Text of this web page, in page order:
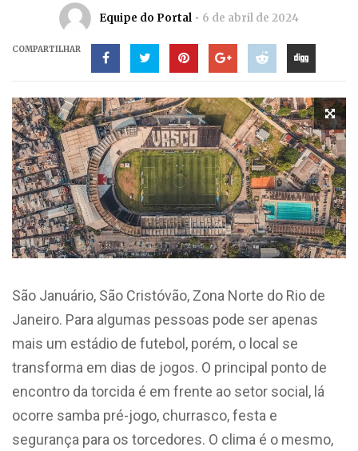
Equipe do Portal 6 de abril de 2024
COMPARTILHAR
São Januário, São Cristóvão, Zona Norte do Rio de
Janeiro. Para algumas pessoas pode ser apenas
mais um estádio de futebol, porém, o local se
transforma em dias de jogos. O principal ponto de
encontro da torcida é em frente ao setor social, lá
ocorre samba pré-jogo, churrasco, festa e
segurança para os torcedores. O clima é o mesmo,